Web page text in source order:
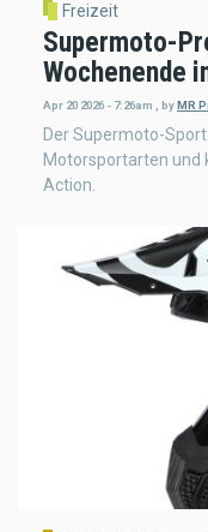
Freizeit
Supermoto-
Wochenende
Apr 20 2026 - 7:26am byMR
Der Supermoto-
Motorsportarten und
Action.